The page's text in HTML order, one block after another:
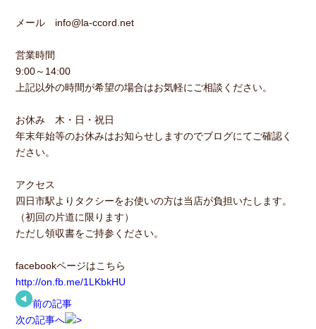
メール info@la-ccord.net
営業時間
9:00～14:00
上記以外の時間が希望の場合はお気軽にご相談ください。
お休み 木・日・祝日
年末年始等のお休みはお知らせしますのでブログにてご確認く
ださい。
アクセス
四日市駅よりタクシーをお使いの方は当店が負担いたします。
（初回の片道に限ります）
ただし領収書をご持参ください。
facebookページはこちら
http://on.fb.me/1LKbkHU
前の記事
次の記事へ